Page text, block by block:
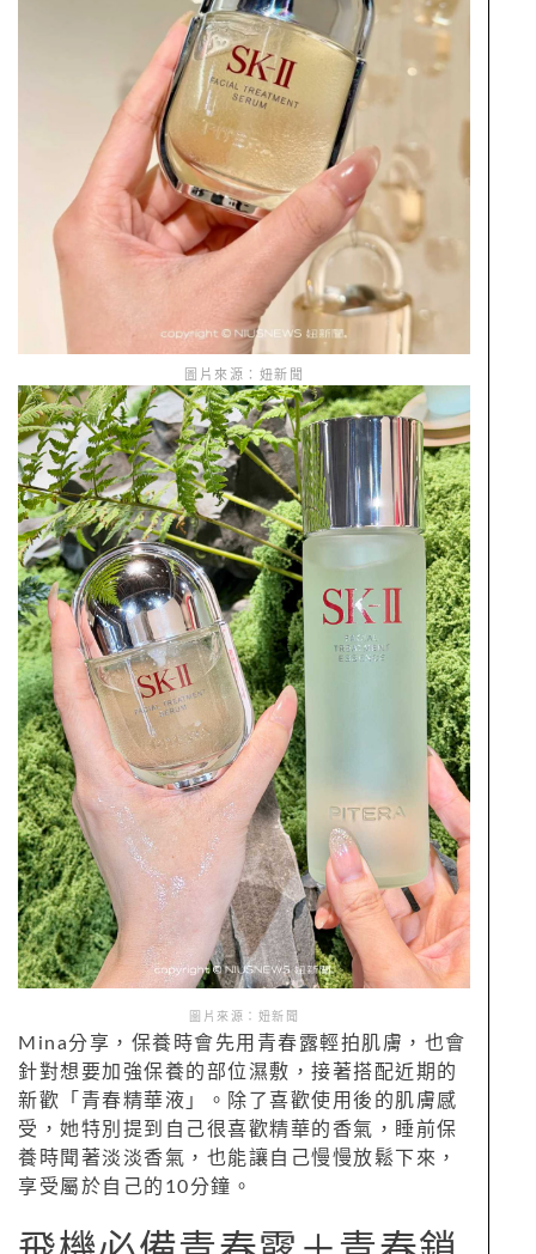
圖片來源：妞新聞
圖片來源：妞新聞
Mina分享，保養時會先用青春露輕拍肌膚，也會
針對想要加強保養的部位濕敷，接著搭配近期的
新歡「青春精華液」。除了喜歡使用後的肌膚感
受，她特別提到自己很喜歡精華的香氣，睡前保
養時聞著淡淡香氣，也能讓自己慢慢放鬆下來，
享受屬於自己的10分鐘。